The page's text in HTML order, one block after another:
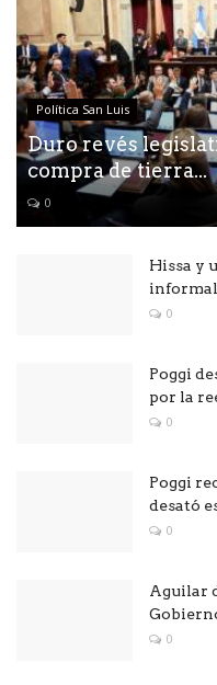
Política San Luis
Duro revés
compra de tierra...
0
Hissa y
0
Poggi
por la
0
Poggi
desató
0
Aguilar
0